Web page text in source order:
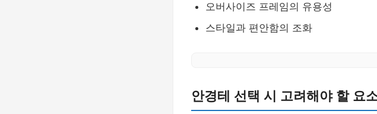
오버사이즈 프레임의 유용성
스타일과 편안함의 조화
안경테 선택 시 고려해야 할 요